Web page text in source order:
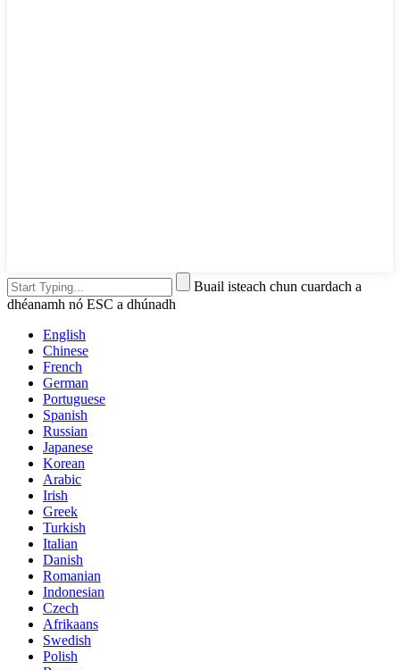
Buail isteach chun cuardach a
dhéanamh nó ESC a dhúnadh
English
Chinese
French
German
Portuguese
Spanish
Russian
Japanese
Korean
Arabic
Irish
Greek
Turkish
Italian
Danish
Romanian
Indonesian
Czech
Afrikaans
Swedish
Polish